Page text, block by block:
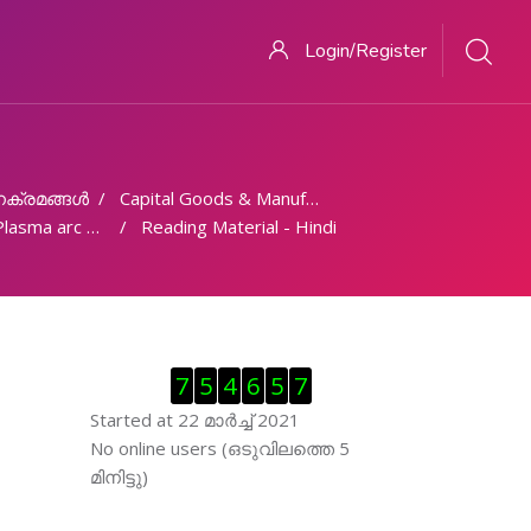
Login/Register
Capital Goods & Manufacturing
arc welding Reading Material - Hindi
Skip Visitor Counter
7 5 4 6 5 7
Started at 22 മാര്‍ച്ച് 2021
Skip ഓണ്‍ലയിന്‍ ഉപഭൊക്താക്കള്‍
No online users (ഒടുവിലത്തെ 5
മിനിട്ടു)